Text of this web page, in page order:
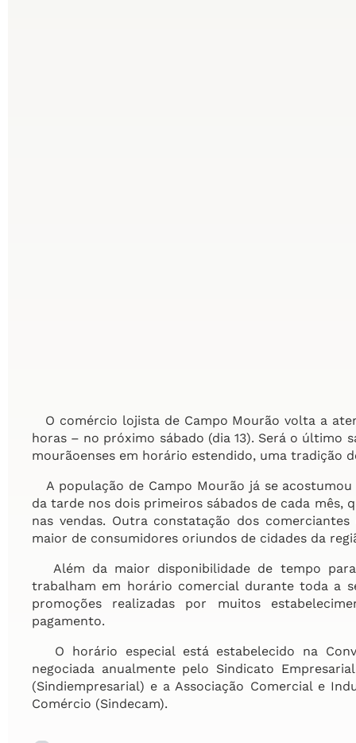
O comércio lojista de Campo Mourão volta a
horas – no próximo sábado (dia 13). Será o último
mourãoenses em horário estendido, uma tradição
A população de Campo Mourão já se
da tarde nos dois primeiros sábados de cada
nas vendas. Outra constatação dos
maior de consumidores oriundos de cidades da
Além da maior disponibilidade de tempo
trabalham em horário comercial durante toda a
promoções realizadas por muitos
pagamento.
O horário especial está estabelecido na
negociada anualmente pelo Sindicato
(Sindiempresarial) e a Associação Comercial e
Comércio (Sindecam).